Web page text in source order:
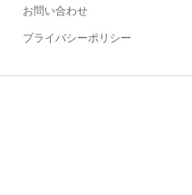
お問い合わせ
プライバシーポリシー